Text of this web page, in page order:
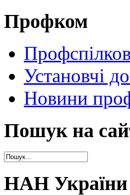
Профком
Установчі
Новини
Пошук на
НАН